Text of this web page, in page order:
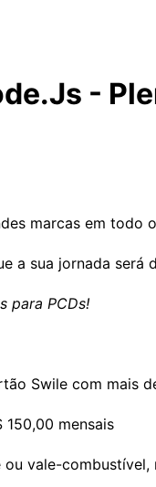
-
marcas em
a sua jornada
para PCDs!
Swile com mais
mensais
vale-